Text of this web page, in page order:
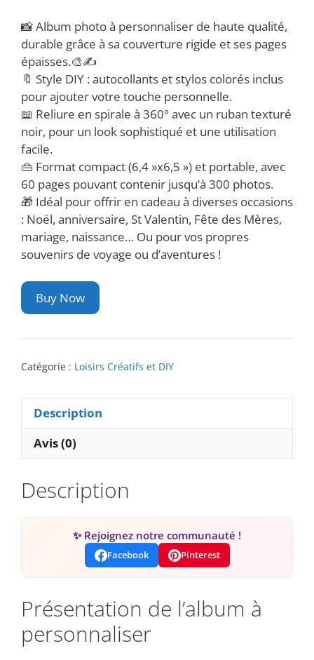
📸 Album photo à personnaliser de haute qualité,
durable grâce à sa couverture rigide et ses pages
épaisses.🎨✍️
🔖 Style DIY : autocollants et stylos colorés inclus
pour ajouter votre touche personnelle.
📖 Reliure en spirale à 360° avec un ruban texturé
noir, pour un look sophistiqué et une utilisation
facile.
👜 Format compact (6,4 »x6,5 ») et portable, avec
60 pages pouvant contenir jusqu’à 300 photos.
🎁 Idéal pour offrir en cadeau à diverses occasions
: Noël, anniversaire, St Valentin, Fête des Mères,
mariage, naissance… Ou pour vos propres
souvenirs de voyage ou d’aventures !
Buy Now
Catégorie : Loisirs Créatifs et DIY
Description
Avis (0)
Description
✨ Rejoignez notre communauté !
Facebook Pinterest
Présentation de l’album à
personnaliser